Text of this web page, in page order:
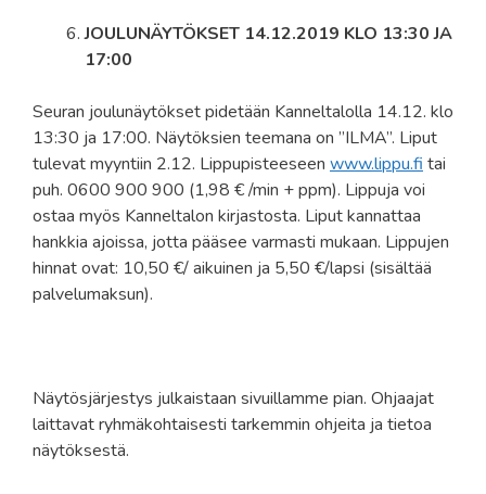
JOULUNÄYTÖKSET 14.12.2019 KLO 13:30 JA
17:00
Seuran joulunäytökset pidetään Kanneltalolla 14.12. klo
13:30 ja 17:00. Näytöksien teemana on ”ILMA”. Liput
tulevat myyntiin 2.12. Lippupisteeseen www.lippu.fi tai
puh. 0600 900 900 (1,98 € /min + ppm). Lippuja voi
ostaa myös Kanneltalon kirjastosta. Liput kannattaa
hankkia ajoissa, jotta pääsee varmasti mukaan. Lippujen
hinnat ovat: 10,50 €/ aikuinen ja 5,50 €/lapsi (sisältää
palvelumaksun).
Näytösjärjestys julkaistaan sivuillamme pian. Ohjaajat
laittavat ryhmäkohtaisesti tarkemmin ohjeita ja tietoa
näytöksestä.